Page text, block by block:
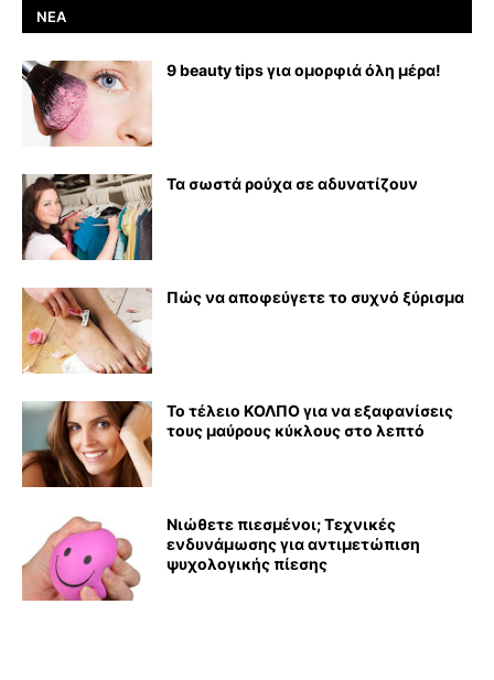
ΝΈΑ
9 beauty tips για ομορφιά όλη μέρα!
Τα σωστά ρούχα σε αδυνατίζουν
Πώς να αποφεύγετε το συχνό ξύρισμα
Το τέλειο ΚΟΛΠΟ για να εξαφανίσεις
τους μαύρους κύκλους στο λεπτό
Νιώθετε πιεσμένοι; Τεχνικές
ενδυνάμωσης για αντιμετώπιση
ψυχολογικής πίεσης